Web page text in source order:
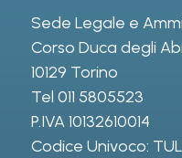
Sede Legale e
Corso Duca degli
10129 Torino
Tel 011 5805523
P.IVA 10132610014
Codice Univoco: